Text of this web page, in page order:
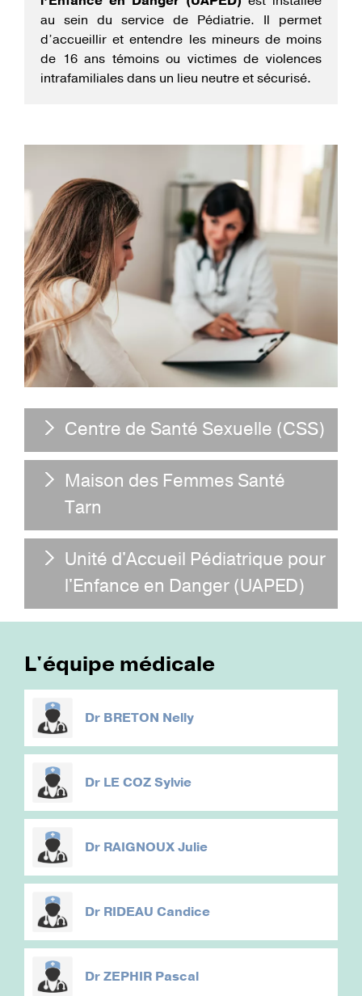
au sein du service de Pédiatrie. Il permet
d’accueillir et entendre les mineurs de moins
de 16 ans témoins ou victimes de violences
intrafamiliales dans un lieu neutre et sécurisé.
Centre de Santé Sexuelle (CSS)
Maison des Femmes Santé
Tarn
Unité d'Accueil Pédiatrique pour
l'Enfance en Danger (UAPED)
L'équipe médicale
Dr BRETON Nelly
Dr LE COZ Sylvie
Dr RAIGNOUX Julie
Dr RIDEAU Candice
DrZEPHIR Pascal